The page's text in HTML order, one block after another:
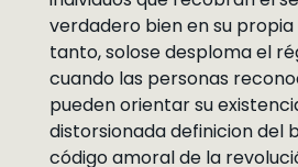
verdadero bien en su propia
tanto, solose desploma el
cuando las personas
pueden orientar su
distorsionada definicion del
código amoral de la